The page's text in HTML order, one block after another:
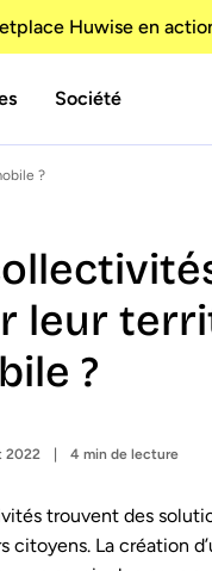
Huwise en
Société
?
leur
?
2022 4 min de lecture
trouvent des
citoyens. La création